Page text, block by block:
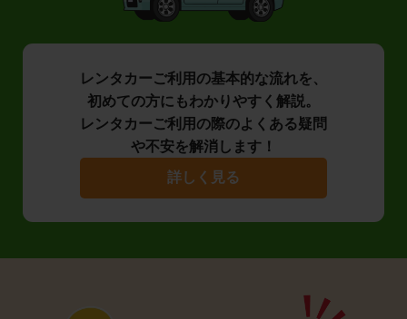
レンタカーご利用の基本的な流れを、
初めての方にもわかりやすく解説。
レンタカーご利用の際のよくある疑問
や不安を解消します！
詳しく見る